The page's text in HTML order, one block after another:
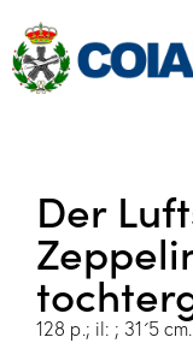
Der
128 p.; il: ; 31´5 cm.